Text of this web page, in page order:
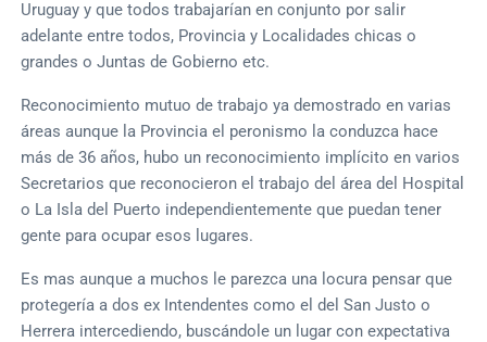
Uruguay y que todos trabajarían en conjunto por salir
adelante entre todos, Provincia y Localidades chicas o
grandes o Juntas de Gobierno etc.
Reconocimiento mutuo de trabajo ya demostrado en varias
áreas aunque la Provincia el peronismo la conduzca hace
más de 36 años, hubo un reconocimiento implícito en varios
Secretarios que reconocieron el trabajo del área del Hospital
o La Isla del Puerto independientemente que puedan tener
gente para ocupar esos lugares.
Es mas aunque a muchos le parezca una locura pensar que
protegería a dos ex Intendentes como el del San Justo o
Herrera intercediendo, buscándole un lugar con expectativa